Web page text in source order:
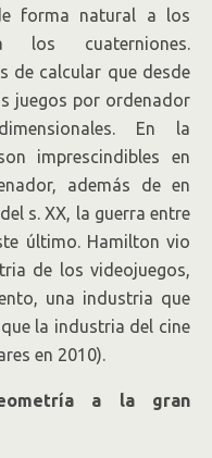
forma natural a los
cuaterniones.
de calcular que desde
juegos por ordenador
En la
imprescindibles en
además de en
s. XX, la guerra entre
último. Hamilton vio
de los videojuegos,
una industria que
la industria del cine
en 2010).
a la gran